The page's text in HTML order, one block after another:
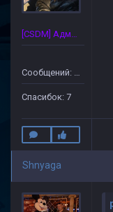
[CSDM] Администратор
Сообщений: 172
Спасибок: 7
Shnyaga